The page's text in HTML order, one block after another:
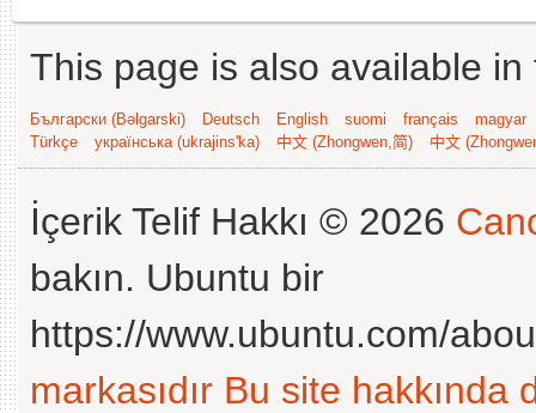
This page is also available
Български (Bəlgarski) Deutsch English suomi français
magyar
Türkçe
українська (ukrajins'ka) 中文 (Zhongwen,简) 中文
İçerik Telif Hakkı © 2026
bakın. Ubuntu bir
https://www.ubuntu.com/
markasıdır Bu site hakkında